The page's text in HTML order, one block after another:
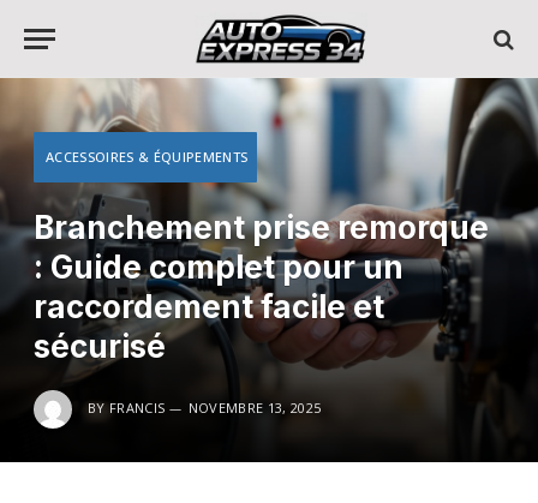
ACCESSOIRES & ÉQUIPEMENTS
Branchement prise remorque
: Guide complet pour un
raccordement facile et
sécurisé
BY FRANCIS NOVEMBRE 13, 2025